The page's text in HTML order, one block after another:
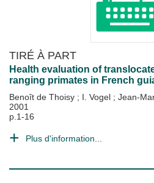
TIRÉ À PART
Health evaluation of
ranging primates in French
Benoît de Thoisy ; I. Vogel ; Jean-
2001
p.1-16
Plus d'information...